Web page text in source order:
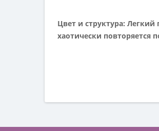
Цвет и структура:
хаотически повторяется